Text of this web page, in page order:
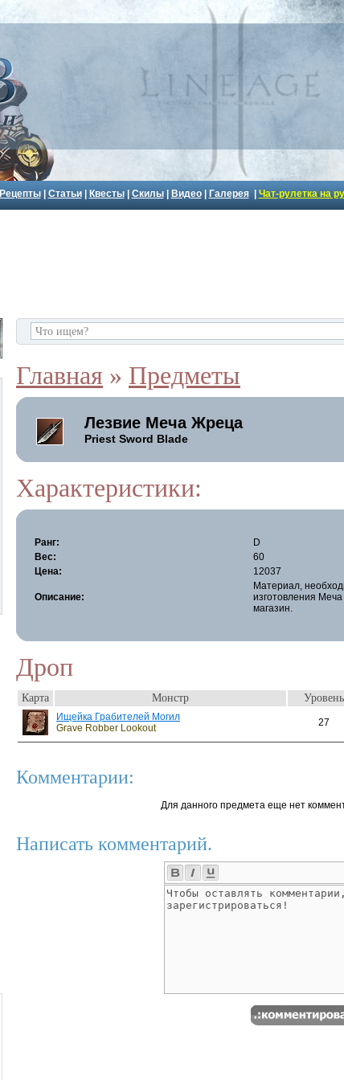
Рецепты| Статьи| Квесты| Скилы| Видео| Галерея| Чат-рулетка на
Главная » Предметы
Лезвие Меча Жреца
Priest Sword Blade
Характеристики:
Ранг:
D
Вес:
60
Цена:
12037
Описание:
Материал,
изготовления
магазин.
Дроп
Карта Монстр Уровень
Ищейка Грабителей Могил
Grave Robber Lookout
27
Комментарии:
Для данного предмета еще нет
Написать комментарий.